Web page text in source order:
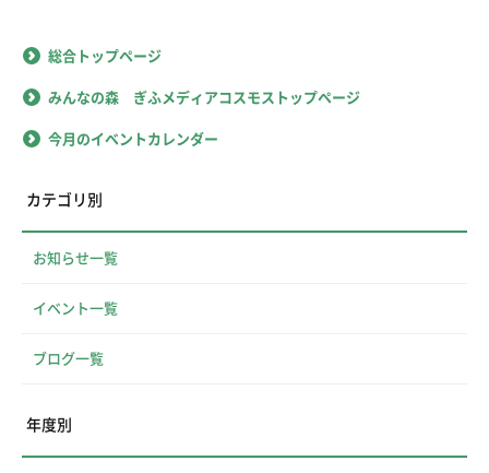
総合トップページ
みんなの森 ぎふメディアコスモストップページ
今月のイベントカレンダー
カテゴリ別
お知らせ一覧
イベント一覧
ブログ一覧
年度別